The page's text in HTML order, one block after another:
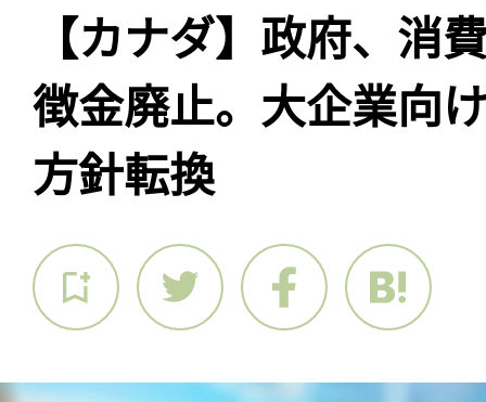
【カナダ】政府、消
徴金廃止。大企業向
方針転換